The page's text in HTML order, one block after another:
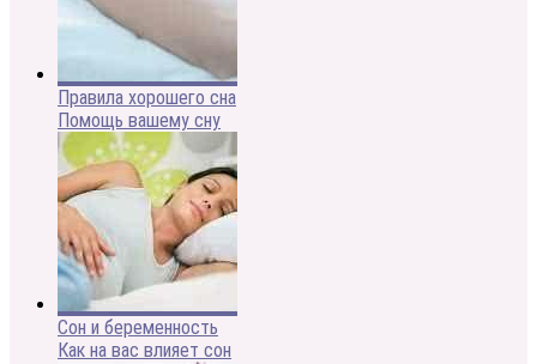
Правила хорошего сна
Помощь вашему сну
Сон и беременность
Как на вас влияет сон